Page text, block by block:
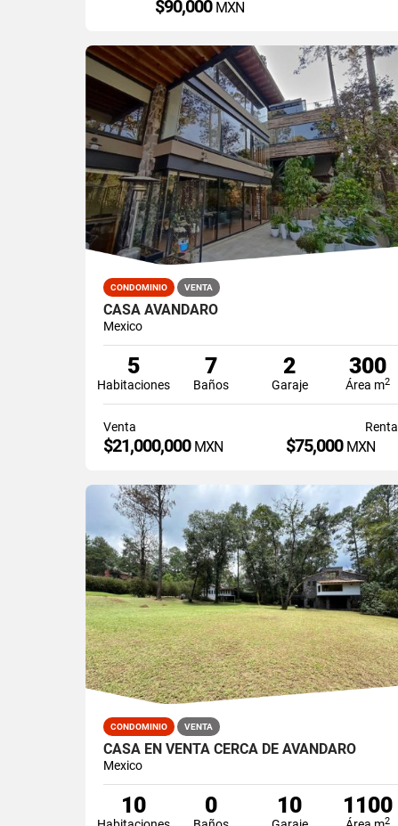
$90,000 MXN
CONDOMINIO VENTA
CASA AVANDARO
Mexico
5
Habitaciones
7
Baños
2
Garaje
300
Área m2
Venta
$21,000,000 MXN
Renta
$75,000 MXN
CONDOMINIO VENTA
CASA EN VENTA CERCA DE AVANDARO
Mexico
10 0 10 1100
2